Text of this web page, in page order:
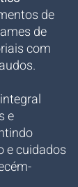
de
de
com
e
e cuidados